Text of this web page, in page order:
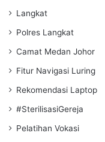
Langkat
Polres Langkat
Camat Medan Johor
Fitur Navigasi Luring
Rekomendasi Laptop
#SterilisasiGereja
Pelatihan Vokasi